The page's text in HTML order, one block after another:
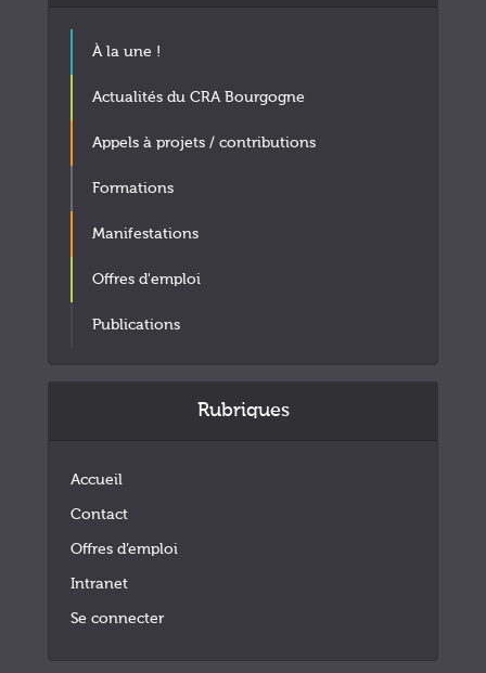
À la une !
Actualités du CRA Bourgogne
Appels à projets / contributions
Formations
Manifestations
Offres d'emploi
Publications
Rubriques
Accueil
Contact
Offres d’emploi
Intranet
Se connecter